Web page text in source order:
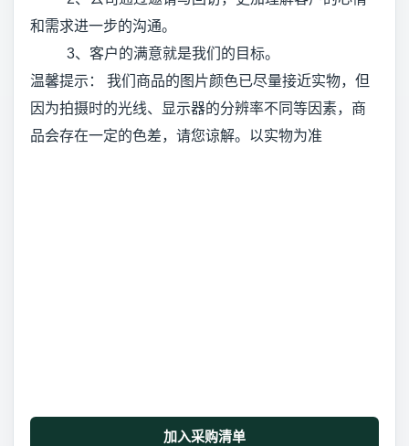
和需求进一步的沟通。
3、客户的满意就是我们的目标。
温馨提示： 我们商品的图片颜色已尽量接近实物，但
因为拍摄时的光线、显示器的分辨率不同等因素，商
品会存在一定的色差，请您谅解。以实物为准
加入采购清单